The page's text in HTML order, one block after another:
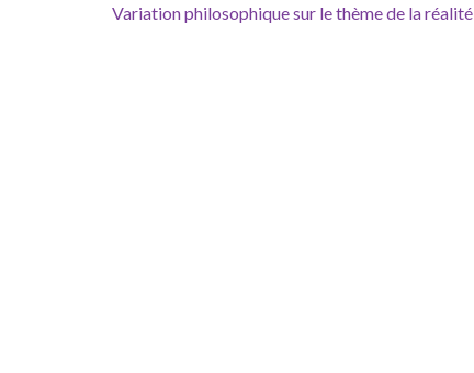
Variation philosophique sur le thème de la réalité